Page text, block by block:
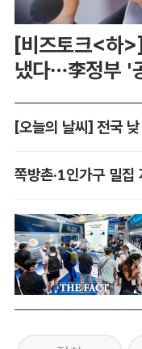
[비즈토크<하
냈다…李정부 '